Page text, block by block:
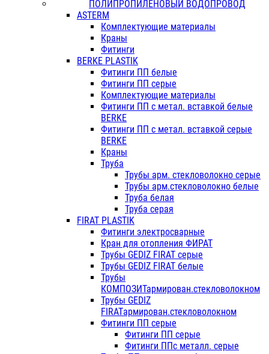
ПОЛИПРОПИЛЕНОВЫЙ ВОДОПРОВОД
ASTERM
Комплектующие материалы
Краны
Фитинги
BERKE PLASTIK
Фитинги ПП белые
Фитинги ПП серые
Комплектующие материалы
Фитинги ПП с метал. вставкой белые
BERKE
Фитинги ПП с метал. вставкой серые
BERKE
Краны
Труба
Трубы арм. стекловолокно серые
Трубы арм.стекловолокно белые
Труба белая
Труба серая
FIRAT PLASTIK
Фитинги электросварные
Кран для отопления ФИРАТ
Трубы GEDIZ FIRAT серые
Трубы GEDIZ FIRAT белые
Трубы
КОМПОЗИТармирован.стекловолокном
Трубы GEDIZ
FIRATармирован.стекловолокном
Фитинги ПП серые
Фитинги ПП серые
Фитинги ППс металл. серые